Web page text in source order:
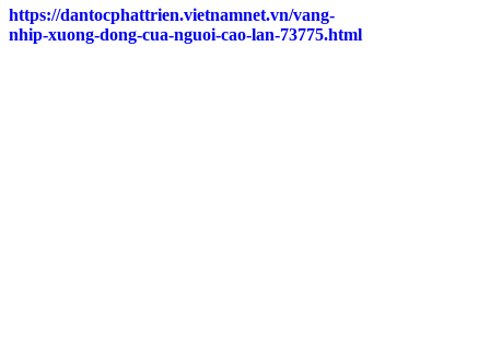
https://dantocphattrien.vietnamnet.vn/vang-
nhip-xuong-dong-cua-nguoi-cao-lan-73775.html